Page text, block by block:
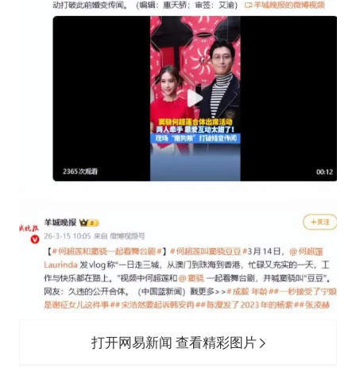
打开网易新闻 查看精彩图片